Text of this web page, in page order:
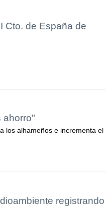
Cto. de España de
ahorro"
los alhameños e incrementa el
registrando